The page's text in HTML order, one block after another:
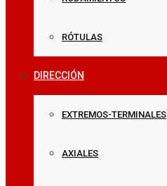
RÓTULAS
DIRECCIÓN
EXTREMOS-TERMINALES
AXIALES